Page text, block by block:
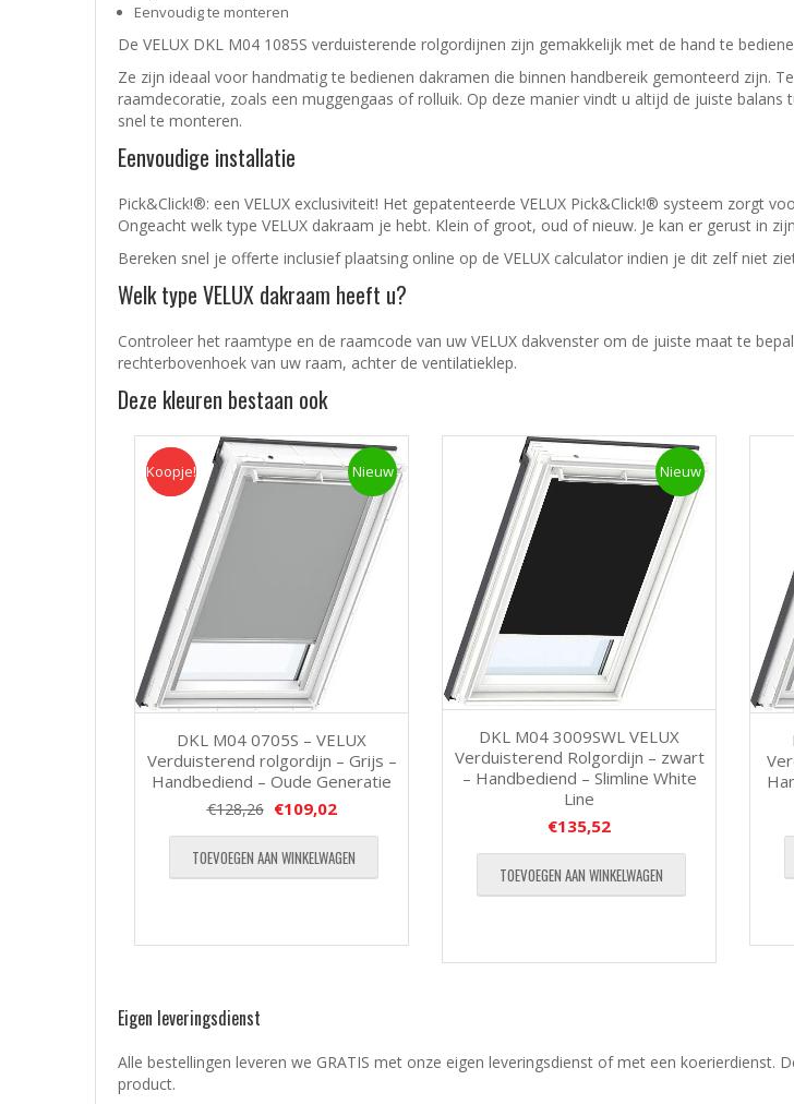
Eenvoudig te monteren
De VELUX DKL M04 1085S verduisterende rolgordijnen zijn gemakkelijk met de hand te
Ze zijn ideaal voor handmatig te bedienen dakramen die binnen handbereik gemonteerd zijn.
raamdecoratie, zoals een muggengaas of rolluik. Op deze manier vindt u altijd de juiste
snel te monteren.
Eenvoudige installatie
Pick&Click!®: een VELUX exclusiviteit! Het gepatenteerde VELUX Pick&Click!® systeem zorgt
Ongeacht welk type VELUX dakraam je hebt. Klein of groot, oud of nieuw. Je kan er gerust in
Bereken snel je offerte inclusief plaatsing online op de VELUX calculator indien je dit zelf niet
Welk type VELUX dakraam heeft u?
Controleer het raamtype en de raamcode van uw VELUX dakvenster om de juiste maat te
rechterbovenhoek van uw raam, achter de ventilatieklep.
Deze kleuren bestaan ook
Koopje Nieuw
Koopje!
DKL M04 0705S – VELUX
Verduisterend rolgordijn – Grijs –
Handbediend – Oude Generatie
€128,26 €109,02
TOEVOEGEN AAN WINKELWAGEN
Nieuw
DKL M04 3009SWL VELUX
Verduisterend Rolgordijn – zwart
– Handbediend – Slimline White
Line
€135,52
TOEVOEGEN AAN WINKELWAGEN
Eigen leveringsdienst
Alle bestellingen leveren we GRATIS met onze eigen leveringsdienst of met een koerierdienst.
product.